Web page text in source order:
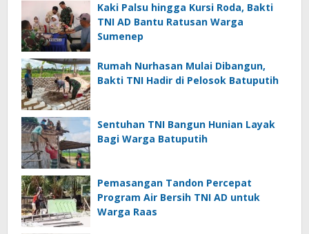
Kaki Palsu hingga Kursi Roda, Bakti
TNI AD Bantu Ratusan Warga
Sumenep
Rumah Nurhasan Mulai Dibangun,
Bakti TNI Hadir di Pelosok Batuputih
Sentuhan TNI Bangun Hunian Layak
Bagi Warga Batuputih
Pemasangan Tandon Percepat
Program Air Bersih TNI AD untuk
Warga Raas